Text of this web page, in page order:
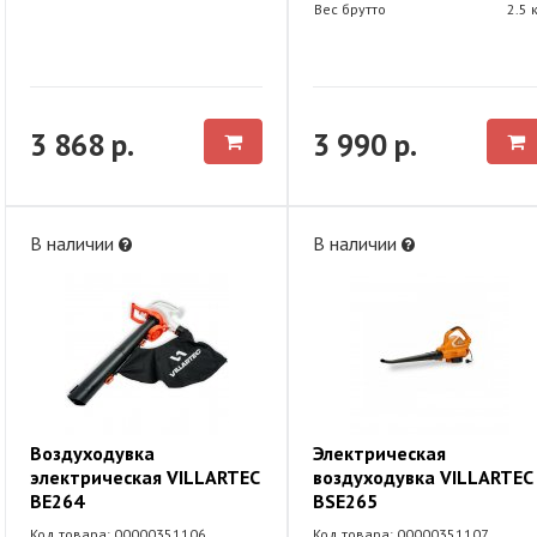
3 868 р.
Вес брутто 2.5
3 990 р.
В наличии
Воздуходувка
электрическая VILLARTEC
BE264
В наличии
Электрическая
воздуходувка VILLARTEC
BSE265